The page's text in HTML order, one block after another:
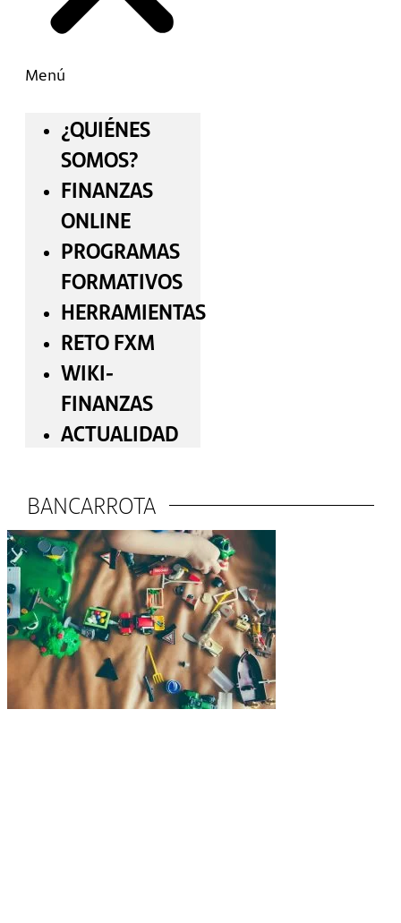
Menú
¿QUIÉNES
SOMOS?
FINANZAS
ONLINE
PROGRAMAS
FORMATIVOS
HERRAMIENTAS
RETO FXM
WIKI-
FINANZAS
ACTUALIDAD
BANCARROTA